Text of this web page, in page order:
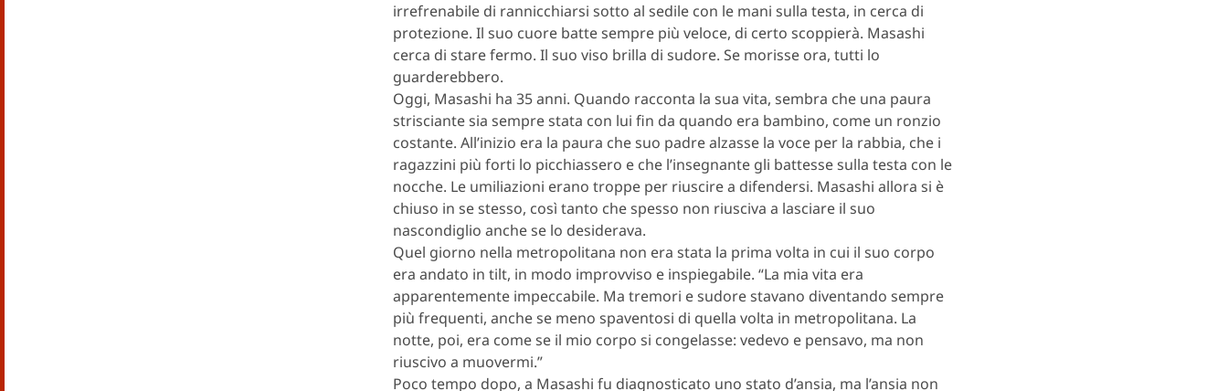
irrefrenabile di rannicchiarsi sotto al sedile con le mani sulla testa, in cerca di
protezione. Il suo cuore batte sempre più veloce, di certo scoppierà. Masashi
cerca di stare fermo. Il suo viso brilla di sudore. Se morisse ora, tutti lo
guarderebbero.
Oggi, Masashi ha 35 anni. Quando racconta la sua vita, sembra che una paura
strisciante sia sempre stata con lui fin da quando era bambino, come un ronzio
costante. All’inizio era la paura che suo padre alzasse la voce per la rabbia, che i
ragazzini più forti lo picchiassero e che l’insegnante gli battesse sulla testa con le
nocche. Le umiliazioni erano troppe per riuscire a difendersi. Masashi allora si è
chiuso in se stesso, così tanto che spesso non riusciva a lasciare il suo
nascondiglio anche se lo desiderava.
Quel giorno nella metropolitana non era stata la prima volta in cui il suo corpo
era andato in tilt, in modo improvviso e inspiegabile. “La mia vita era
apparentemente impeccabile. Ma tremori e sudore stavano diventando sempre
più frequenti, anche se meno spaventosi di quella volta in metropolitana. La
notte, poi, era come se il mio corpo si congelasse: vedevo e pensavo, ma non
riuscivo a muovermi.”
Poco tempo dopo, a Masashi fu diagnosticato uno stato d’ansia, ma l’ansia non